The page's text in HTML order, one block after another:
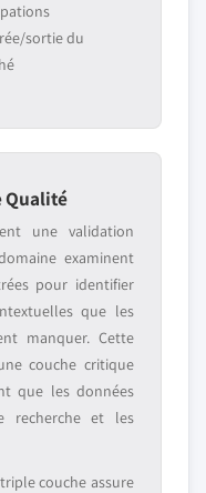
sortie du
Qualité
une validation
examinent
pour identifier
que les
manquer. Cette
couche critique
que les données
recherche et les
couche assure